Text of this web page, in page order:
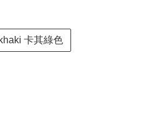
khaki 卡其綠色